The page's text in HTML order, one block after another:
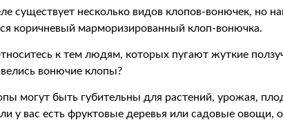
существует несколько видов клопов-вонючек, но
коричневый марморизированный клоп-вонючка.
к тем людям, которых пугают жуткие
вонючие клопы?
могут быть губительны для растений, урожая,
у вас есть фруктовые деревья или садовые овощи,